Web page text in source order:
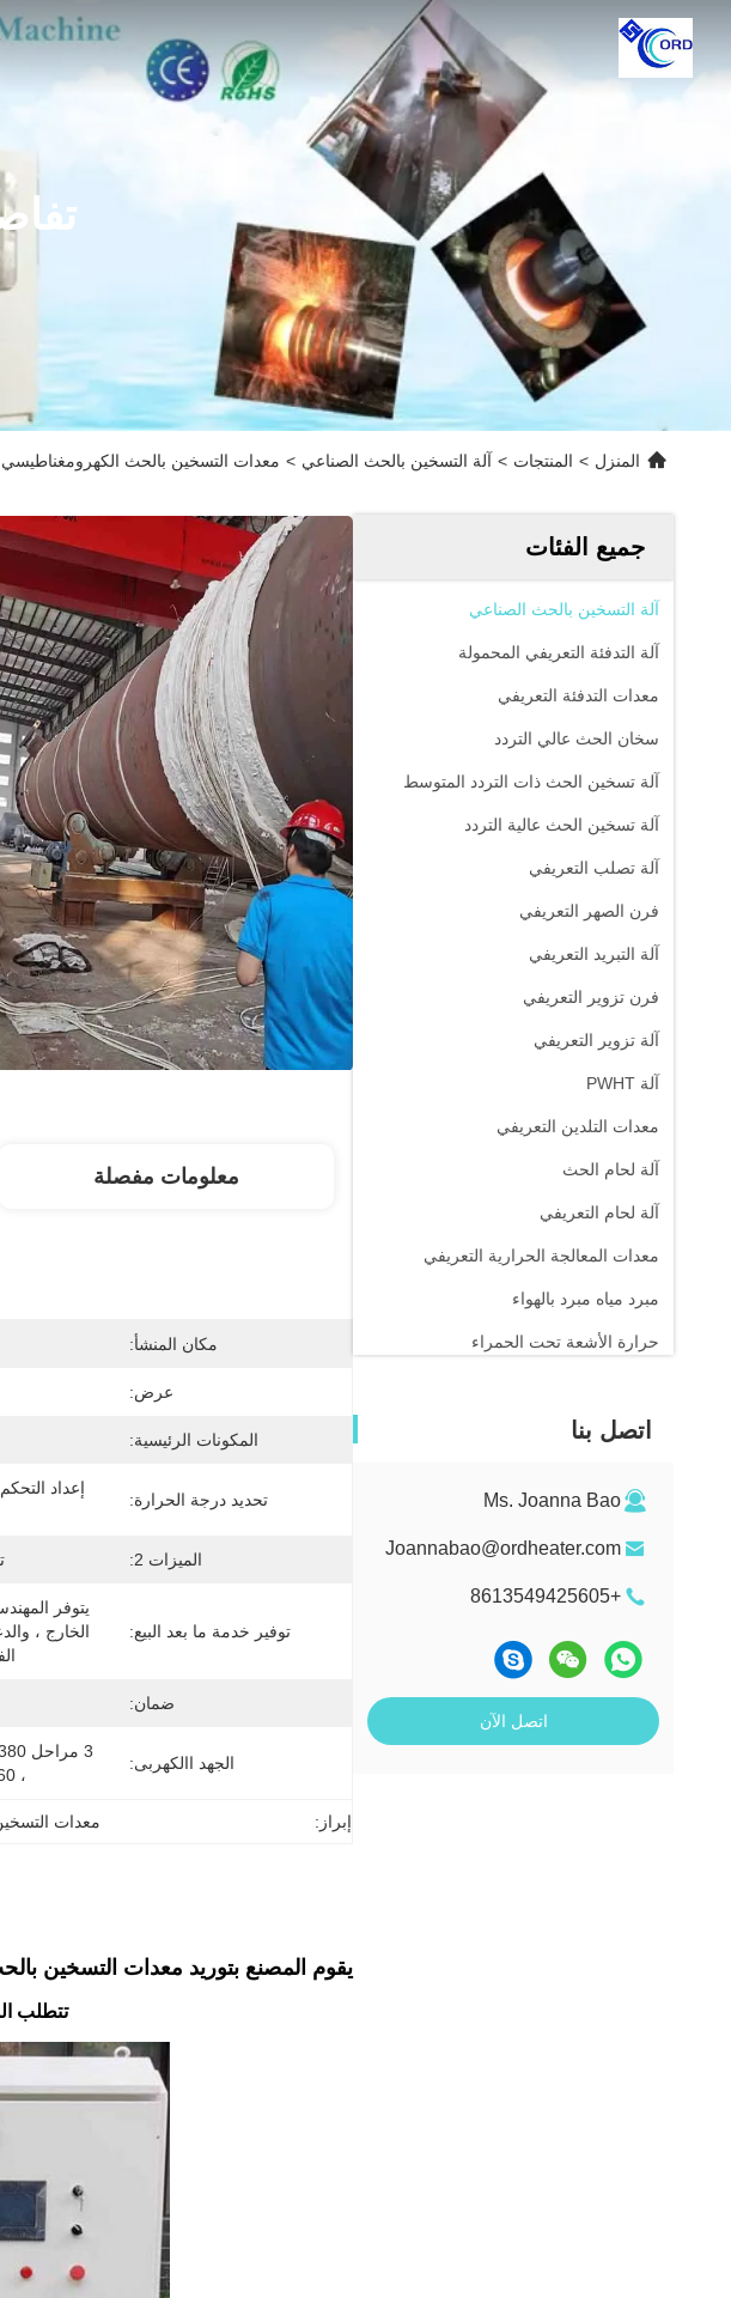
المنزل > المنتجات > آلة التسخين بالحث الصناعي > معدات التسخين بالحث الكهرومغناطيسي
جميع الفئات
آلة التسخين بالحث الصناعي
آلة التدفئة التعريفي المحمولة
معدات التدفئة التعريفي
سخان الحث عالي التردد
آلة تسخين الحث ذات التردد المتوسط
آلة تسخين الحث عالية التردد
آلة تصلب التعريفي
فرن الصهر التعريفي
آلة التبريد التعريفي
فرن تزوير التعريفي
آلة تزوير التعريفي
آلة PWHT
معدات التلدين التعريفي
آلة لحام الحث
آلة لحام التعريفي
معدات المعالجة الحرارية التعريفي
مبرد مياه مبرد بالهواء
حرارة الأشعة تحت الحمراء
اتصل بنا
Ms. Joanna Bao
Joannabao@ordheater.com
+8613549425605
اتصل الآن
معلومات مفصلة
مكان المنشأ:
عرض:
المكونات الرئيسية:
تحديد درجة الحرارة:
الميزات 2:
توفير خدمة ما بعد البيع:
ضمان:
الجهد االكهربى:
، 50/60 هرتز ، حسب الطلب
إبراز: معدات
يقوم المصنع بتوريد معدات التسخين
تتطلب